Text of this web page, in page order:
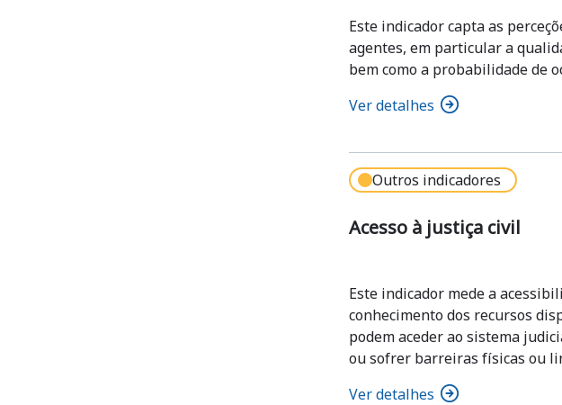
Este indicador capta as
agentes, em particular a
bem como a probabilidade de
Ver detalhes
Outros indicadores
Acesso à justiça civil
Este indicador mede a
conhecimento dos recursos
podem aceder ao sistema
ou sofrer barreiras físicas ou
Ver detalhes